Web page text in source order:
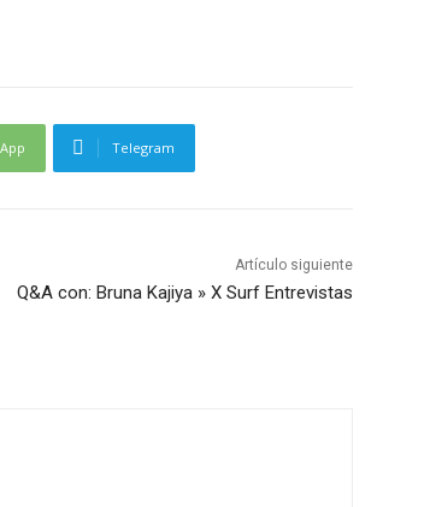
Telegram
Artículo siguiente
Q&A con: Bruna Kajiya » X Surf Entrevistas